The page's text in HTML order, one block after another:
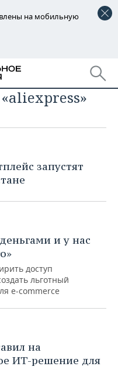
на мобильную
запустят
и у нас
доступ
льготный
e-commerce
на
ИТ-решение для